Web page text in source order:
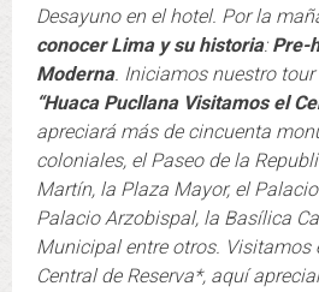
Desayuno en el hotel. Por la
conocer Lima y su historia: Pre-
Moderna. Iniciamos nuestro
“Huaca Pucllana Visitamos el
apreciará más de cincuenta
coloniales, el Paseo de la
Martín, la Plaza Mayor, el
Palacio Arzobispal, la Basílica
Municipal entre otros. Visitamos
Central de Reserva*, aquí